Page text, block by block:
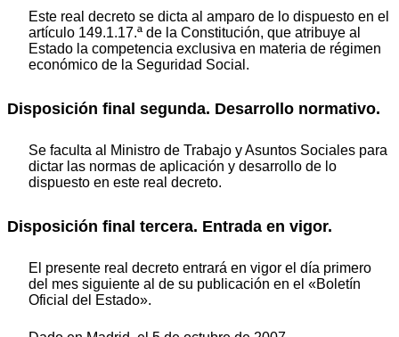
Este real decreto se dicta al amparo de lo dispuesto en el
artículo 149.1.17.ª de la Constitución, que atribuye al
Estado la competencia exclusiva en materia de régimen
económico de la Seguridad Social.
Disposición final segunda. Desarrollo normativo.
Se faculta al Ministro de Trabajo y Asuntos Sociales para
dictar las normas de aplicación y desarrollo de lo
dispuesto en este real decreto.
Disposición final tercera. Entrada en vigor.
El presente real decreto entrará en vigor el día primero
del mes siguiente al de su publicación en el «Boletín
Oficial del Estado».